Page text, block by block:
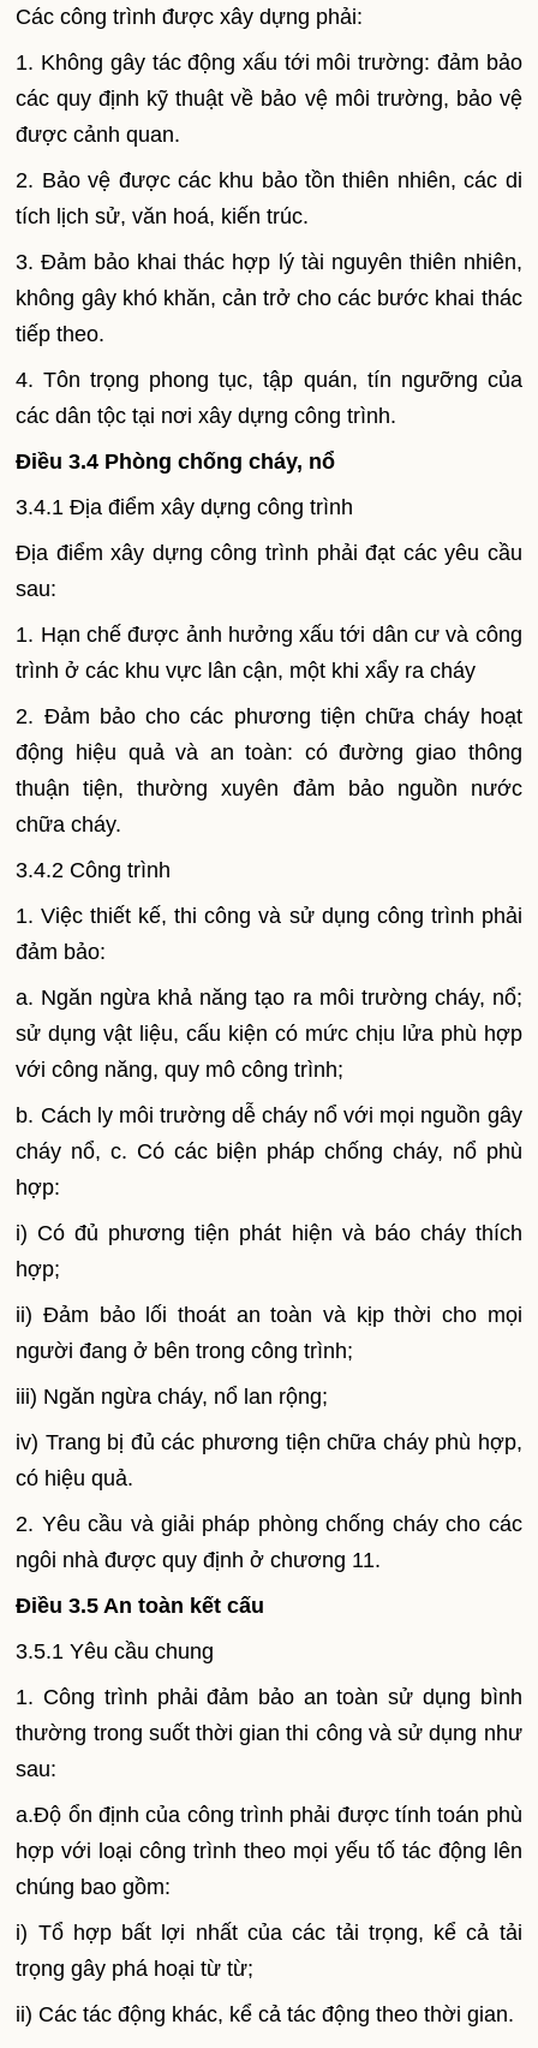
Các công trình được xây dựng phải:
1. Không gây tác động xấu tới môi trường: đảm bảo
các quy định kỹ thuật về bảo vệ môi trường, bảo vệ
được cảnh quan.
2. Bảo vệ được các khu bảo tồn thiên nhiên, các di
tích lịch sử, văn hoá, kiến trúc.
3. Đảm bảo khai thác hợp lý tài nguyên thiên nhiên,
không gây khó khăn, cản trở cho các bước khai thác
tiếp theo.
4. Tôn trọng phong tục, tập quán, tín ngưỡng của
các dân tộc tại nơi xây dựng công trình.
Điều 3.4 Phòng chống cháy, nổ
3.4.1 Địa điểm xây dựng công trình
Địa điểm xây dựng công trình phải đạt các yêu cầu
sau:
1. Hạn chế được ảnh hưởng xấu tới dân cư và công
trình ở các khu vực lân cận, một khi xẩy ra cháy
2. Đảm bảo cho các phương tiện chữa cháy hoạt
động hiệu quả và an toàn: có đường giao thông
thuận tiện, thường xuyên đảm bảo nguồn nước
chữa cháy.
3.4.2 Công trình
1. Việc thiết kế, thi công và sử dụng công trình phải
đảm bảo:
a. Ngăn ngừa khả năng tạo ra môi trường cháy, nổ;
sử dụng vật liệu, cấu kiện có mức chịu lửa phù hợp
với công năng, quy mô công trình;
b. Cách ly môi trường dễ cháy nổ với mọi nguồn gây
cháy nổ, c. Có các biện pháp chống cháy, nổ phù
hợp:
i) Có đủ phương tiện phát hiện và báo cháy thích
hợp;
ii) Đảm bảo lối thoát an toàn và kịp thời cho mọi
người đang ở bên trong công trình;
iii) Ngăn ngừa cháy, nổ lan rộng;
iv) Trang bị đủ các phương tiện chữa cháy phù hợp,
có hiệu quả.
2. Yêu cầu và giải pháp phòng chống cháy cho các
ngôi nhà được quy định ở chương 11.
Điều 3.5 An toàn kết cấu
3.5.1 Yêu cầu chung
1. Công trình phải đảm bảo an toàn sử dụng bình
thường trong suốt thời gian thi công và sử dụng như
sau:
a.Độ ổn định của công trình phải được tính toán phù
hợp với loại công trình theo mọi yếu tố tác động lên
chúng bao gồm:
i) Tổ hợp bất lợi nhất của các tải trọng, kể cả tải
trọng gây phá hoại từ từ;
ii) Các tác động khác, kể cả tác động theo thời gian.